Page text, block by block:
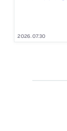
2026.08.03
2026.08.03
2026.07.31
2026.07.30
2026.07.29